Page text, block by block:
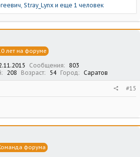
Stray_Lynx и еще 1 человек
лет на форуме
Сообщения
803
208 Возраст 54 Город Саратов
#15
форума